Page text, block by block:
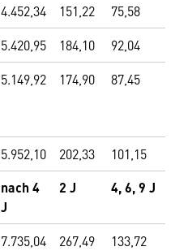
4.452,34 151,22 75,58
5.420,95 184,10 92,04
5.149,92 174,90 87,45
5.952,10 202,33 101,15
nach 4
J
2 J 4, 6, 9 J
7.735,04 267,49 133,72